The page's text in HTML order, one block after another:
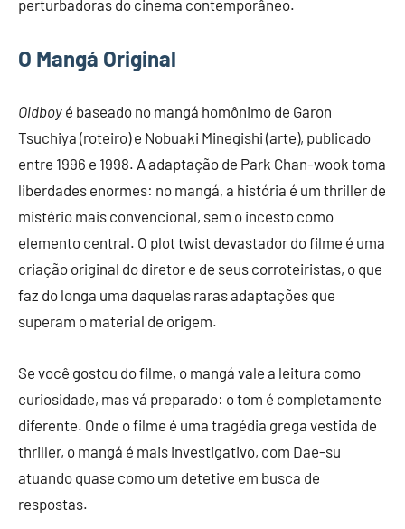
perturbadoras do cinema contemporâneo.
O Mangá Original
Oldboy é baseado no mangá homônimo de Garon
Tsuchiya (roteiro) e Nobuaki Minegishi (arte), publicado
entre 1996 e 1998. A adaptação de Park Chan-wook toma
liberdades enormes: no mangá, a história é um thriller de
mistério mais convencional, sem o incesto como
elemento central. O plot twist devastador do filme é uma
criação original do diretor e de seus corroteiristas, o que
faz do longa uma daquelas raras adaptações que
superam o material de origem.
Se você gostou do filme, o mangá vale a leitura como
curiosidade, mas vá preparado: o tom é completamente
diferente. Onde o filme é uma tragédia grega vestida de
thriller, o mangá é mais investigativo, com Dae-su
atuando quase como um detetive em busca de
respostas.